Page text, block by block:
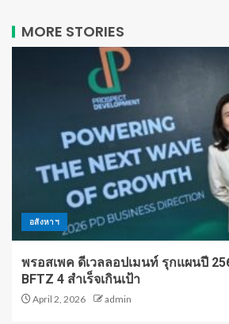
MORE STORIES
อสังหาฯ
พรอสเพค ดีเวลลอปเมนท์ รุกแผนปี
BFTZ 4 สำเร็จเกินเป้า
April 2, 2026 admin